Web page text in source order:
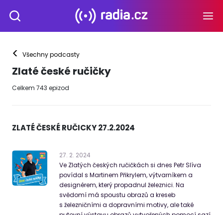
< Všechny podcasty
Zlaté české ručičky
Celkem 743 epizod
ZLATÉ ČESKÉ RUČICKY 27.2.2024
27. 2. 2024
Ve Zlatých českých ručičkách si dnes Petr Slíva
povídal s Martinem Přikrylem, výtvarníkem a
designérem, který propadnul železnici. Na
svědomí má spoustu obrazů a kreseb
s železničními a dopravními motivy, ale také